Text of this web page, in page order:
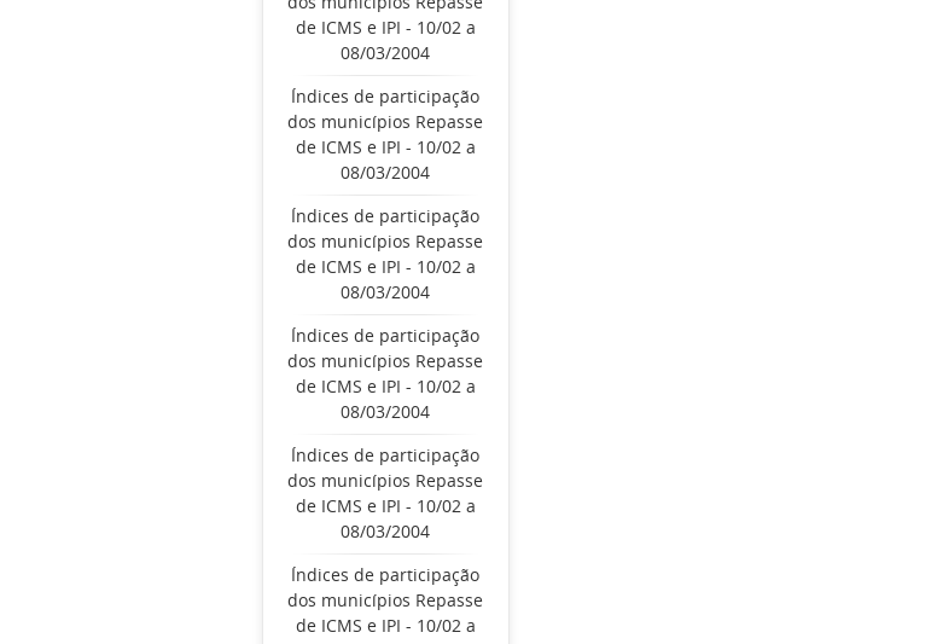
de ICMS e IPI - 10/02 a
08/03/2004
Índices de participação
dos municípios Repasse
de ICMS e IPI - 10/02 a
08/03/2004
Índices de participação
dos municípios Repasse
de ICMS e IPI - 10/02 a
08/03/2004
Índices de participação
dos municípios Repasse
de ICMS e IPI - 10/02 a
08/03/2004
Índices de participação
dos municípios Repasse
de ICMS e IPI - 10/02 a
08/03/2004
Índices de participação
dos municípios Repasse
de ICMS e IPI - 10/02 a